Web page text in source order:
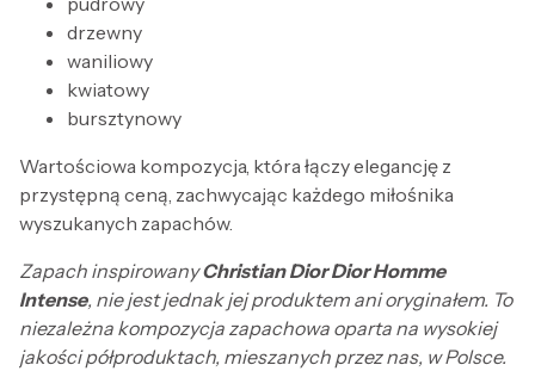
drzewny
waniliowy
kwiatowy
bursztynowy
Wartościowa kompozycja, która łączy elegancję z
przystępną ceną, zachwycając każdego miłośnika
wyszukanych zapachów.
Zapach inspirowanyChristian Dior Dior Homme
Intense, nie jest jednak jej produktem ani oryginałem. To
niezależna kompozycja zapachowa oparta na wysokiej
jakości półproduktach, mieszanych przez nas, w Polsce.